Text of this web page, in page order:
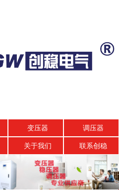
变压器 调压器
关于我们 联系创稳